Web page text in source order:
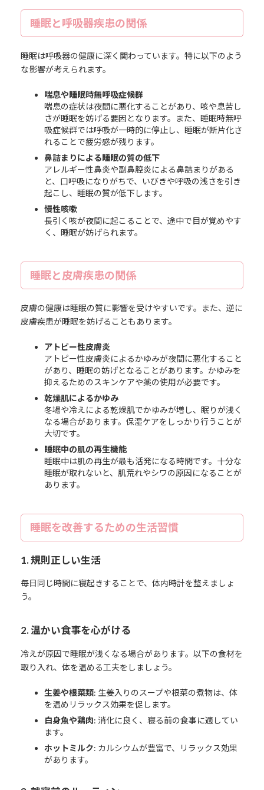
睡眠と呼吸器疾患の関係
睡眠は呼吸器の健康に深く関わっています。特に以下のよう
な影響が考えられます。
喘息や睡眠時無呼吸症候群
喘息の症状は夜間に悪化することがあり、咳や息苦し
さが睡眠を妨げる要因となります。また、睡眠時無呼
吸症候群では呼吸が一時的に停止し、睡眠が断片化さ
れることで疲労感が残ります。
鼻詰まりによる睡眠の質の低下
アレルギー性鼻炎や副鼻腔炎による鼻詰まりがある
と、口呼吸になりがちで、いびきや呼吸の浅さを引き
起こし、睡眠の質が低下します。
慢性咳嗽
長引く咳が夜間に起こることで、途中で目が覚めやす
く、睡眠が妨げられます。
睡眠と皮膚疾患の関係
皮膚の健康は睡眠の質に影響を受けやすいです。また、逆に
皮膚疾患が睡眠を妨げることもあります。
アトピー性皮膚炎
アトピー性皮膚炎によるかゆみが夜間に悪化すること
があり、睡眠の妨げとなることがあります。かゆみを
抑えるためのスキンケアや薬の使用が必要です。
乾燥肌によるかゆみ
冬場や冷えによる乾燥肌でかゆみが増し、眠りが浅く
なる場合があります。保湿ケアをしっかり行うことが
大切です。
睡眠中の肌の再生機能
睡眠中は肌の再生が最も活発になる時間です。十分な
睡眠が取れないと、肌荒れやシワの原因になることが
あります。
睡眠を改善するための生活習慣
1. 規則正しい生活
毎日同じ時間に寝起きすることで、体内時計を整えましょ
う。
2. 温かい食事を心がける
冷えが原因で睡眠が浅くなる場合があります。以下の食材を
取り入れ、体を温める工夫をしましょう。
生姜や根菜類: 生姜入りのスープや根菜の煮物は、体
を温めリラックス効果を促します。
白身魚や鶏肉: 消化に良く、寝る前の食事に適してい
ます。
ホットミルク: カルシウムが豊富で、リラックス効果
があります。